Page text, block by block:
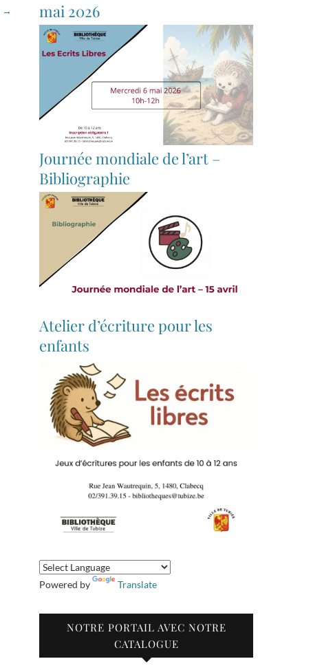
→
mai 2026
Journée mondiale de l’art –
Bibliographie
Atelier d’écriture pour les
enfants
Powered by Translate
NOTRE PORTAIL AVEC NOTRE
CATALOGUE